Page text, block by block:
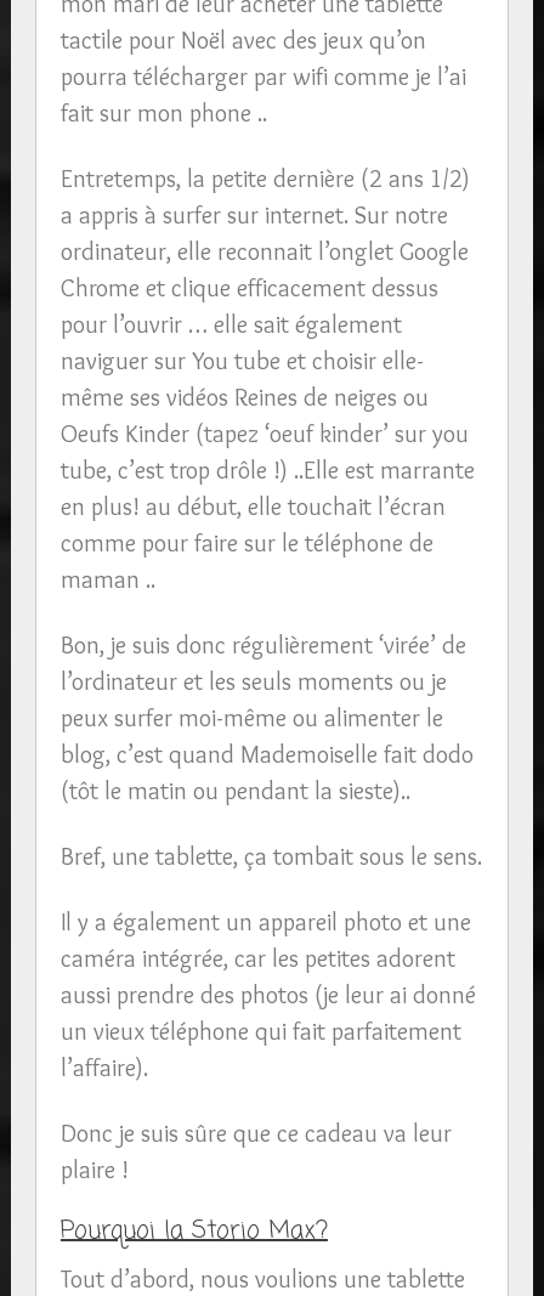
tactile pour Noël avec des jeux qu’on
pourra télécharger par wifi comme je l’ai
fait sur mon phone ..
Entretemps, la petite dernière (2 ans 1/2)
a appris à surfer sur internet. Sur notre
ordinateur, elle reconnait l’onglet Google
Chrome et clique efficacement dessus
pour l’ouvrir … elle sait également
naviguer sur You tube et choisir elle-
même ses vidéos Reines de neiges ou
Oeufs Kinder (tapez ‘oeuf kinder’ sur you
tube, c’est trop drôle !) ..Elle est marrante
en plus! au début, elle touchait l’écran
comme pour faire sur le téléphone de
maman ..
Bon, je suis donc régulièrement ‘virée’ de
l’ordinateur et les seuls moments ou je
peux surfer moi-même ou alimenter le
blog, c’est quand Mademoiselle fait dodo
(tôt le matin ou pendant la sieste)..
Bref, une tablette, ça tombait sous le sens.
Il y a également un appareil photo et une
caméra intégrée, car les petites adorent
aussi prendre des photos (je leur ai donné
un vieux téléphone qui fait parfaitement
l’affaire).
Donc je suis sûre que ce cadeau va leur
plaire !
Pourquoi la Storio Max?
Tout d’abord, nous voulions une tablette